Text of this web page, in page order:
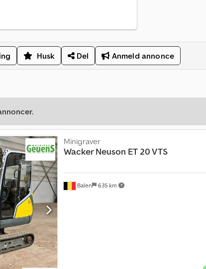
Husk Del Anmeld annonce
Balen 635 km
Minigraver
Wacker Neuson ET 20 VTS